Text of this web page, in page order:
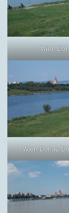
Wien
Wien Donau